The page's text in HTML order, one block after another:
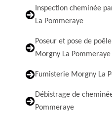
Inspection cheminée
La Pommeraye
Poseur et pose de
Morgny La Pommeraye
Fumisterie Morgny La
Débistrage de
Pommeraye